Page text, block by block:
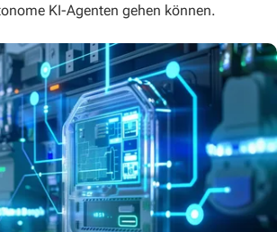
KI-Agenten gehen können.